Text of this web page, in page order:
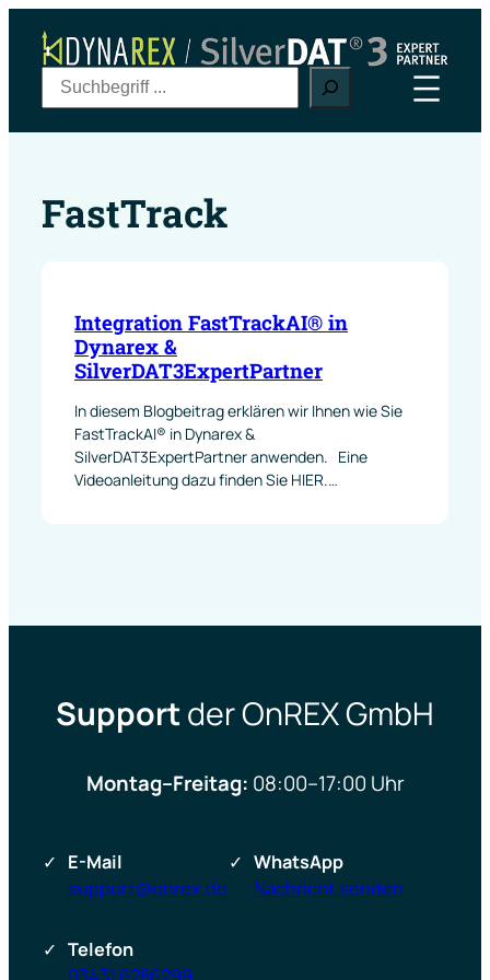
Inhalt
springen
u
c
n
FastTrack
Integration FastTrackAI® in
Dynarex &
SilverDAT3ExpertPartner
In diesem Blogbeitrag erklären wir Ihnen wie Sie
FastTrackAI® in Dynarex &
SilverDAT3ExpertPartner anwenden. Eine
Videoanleitung dazu finden Sie HIER.…
Support der OnREX GmbH
Montag–Freitag: 08:00–17:00 Uhr
E-Mail
support@onrex.de
WhatsApp
Nachricht senden
Telefon